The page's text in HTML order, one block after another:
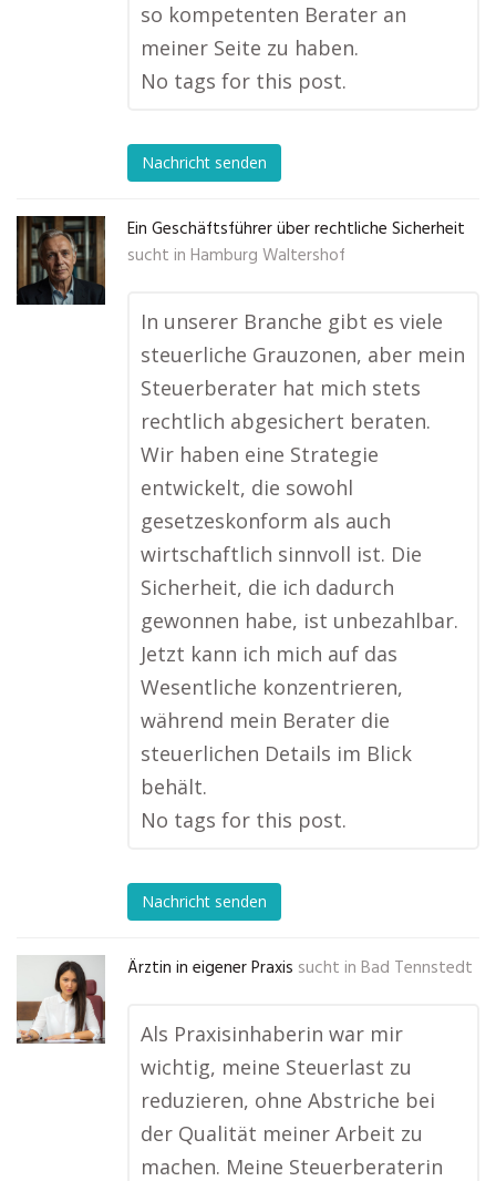
so kompetenten Berater an
meiner Seite zu haben.
No tags for this post.
Nachricht senden
Ein Geschäftsführer über rechtliche Sicherheit
sucht in Hamburg Waltershof
In unserer Branche gibt es viele
steuerliche Grauzonen, aber mein
Steuerberater hat mich stets
rechtlich abgesichert beraten.
Wir haben eine Strategie
entwickelt, die sowohl
gesetzeskonform als auch
wirtschaftlich sinnvoll ist. Die
Sicherheit, die ich dadurch
gewonnen habe, ist unbezahlbar.
Jetzt kann ich mich auf das
Wesentliche konzentrieren,
während mein Berater die
steuerlichen Details im Blick
behält.
No tags for this post.
Nachricht senden
Ärztin in eigener Praxis sucht in Bad Tennstedt
Als Praxisinhaberin war mir
wichtig, meine Steuerlast zu
reduzieren, ohne Abstriche bei
der Qualität meiner Arbeit zu
machen. Meine Steuerberaterin